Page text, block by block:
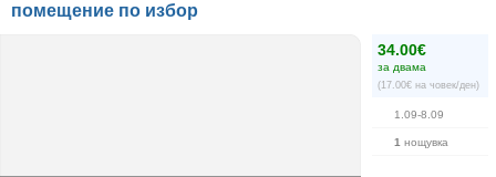
помещение по избор
34.00€
за двама
(17.00€ на човек/ден)
1.09-8.09
1 нощувка